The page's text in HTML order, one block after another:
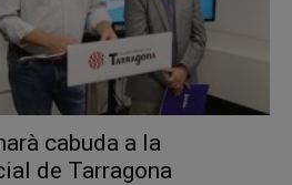
cabuda a la
de Tarragona